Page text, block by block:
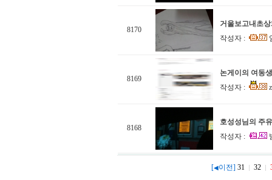
8170
거울보고내초
작성자 :
8169
논게이의 여동
작성자 :
8168
호성성님의 주유
작성자 :
[◀이전] 31 32